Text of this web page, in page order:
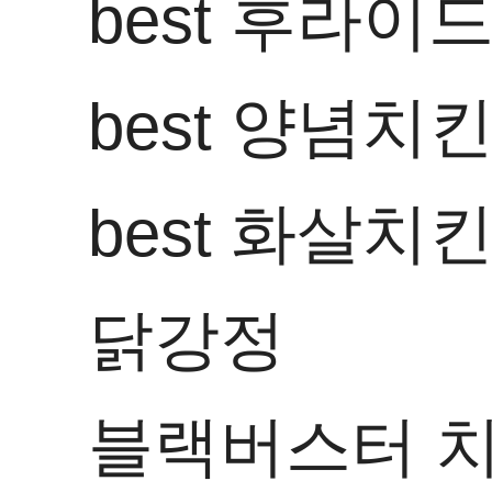
best 후라이
best 양념치킨
best 화살치킨
닭강정
블랙버스터